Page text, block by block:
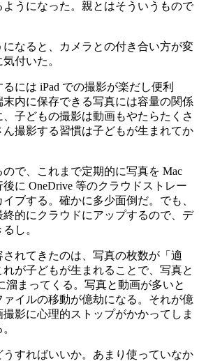
うになった。親とはそういうもので
なると、カメラとの付き合い方が変
付いた。
には iPad での撮影が楽だし便利
末内に保存できる写真には容量の関係
子どもの撮影は動画もやたらたくさ
撮影する習慣は子どもが生まれてか
ので、これまで定期的に写真を Mac
に OneDrive 等のクラウドストレー
ブする。確かに多少面倒だ。でも、
的にクラウドにアップするので、デ
し。
れてきたのは、写真の枚数が「適
が子どもが生まれることで、写真と
溜まってくる。写真と動画が多いと
ァイルの移動が億劫になる。それが億
影に心理的ストップがかかってしま
すればいいか。あまり使っていなか